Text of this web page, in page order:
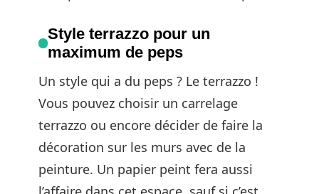
Style terrazzo pour un
maximum de peps
Un style qui a du peps ? Le terrazzo !
Vous pouvez choisir un carrelage
terrazzo ou encore décider de faire la
décoration sur les murs avec de la
peinture. Un papier peint fera aussi